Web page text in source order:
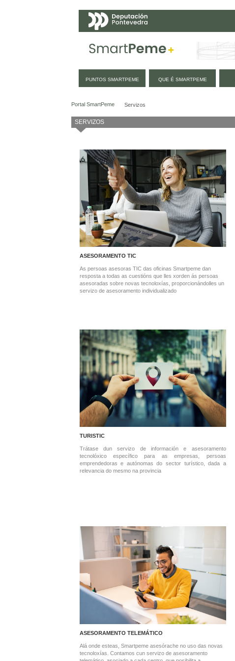
PUNTOS SMARTPEME QUE É SMARTPEME
Portal SmartPeme Servizos
SERVIZOS
ASESORAMENTO TIC
As persoas asesoras TIC das oficinas Smartpeme dan
resposta a todas as cuestións que lles xorden ás persoas
asesoradas sobre novas tecnoloxías, proporcionándolles un
servizo de asesoramento individualizado
TURISTIC
Trátase dun servizo de información e asesoramento
tecnolóxico específico para as empresas, persoas
emprendedoras e autónomas do sector turístico, dada a
relevancia do mesmo na provincia
ASESORAMENTO TELEMÁTICO
Alá onde esteas, Smartpeme asesórache no uso das novas
tecnoloxías. Contamos cun servizo de asesoramento